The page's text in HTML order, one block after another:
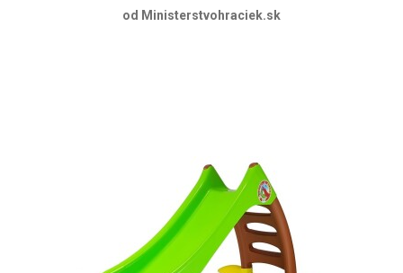
od Ministerstvohraciek.sk